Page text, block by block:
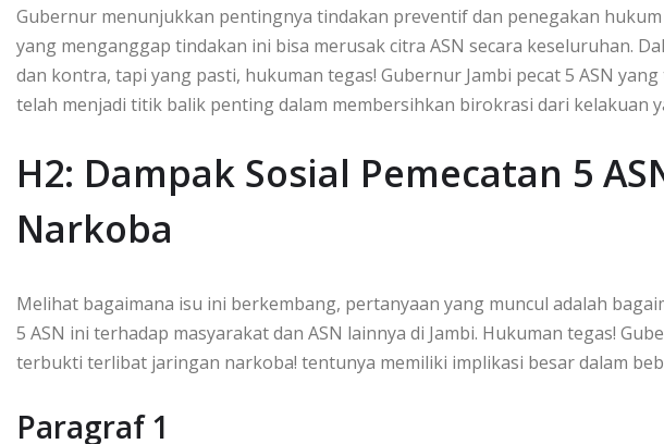
Gubernur menunjukkan pentingnya tindakan preventif dan penegakan
yang menganggap tindakan ini bisa merusak citra ASN secara keseluruhan.
dan kontra, tapi yang pasti, hukuman tegas! Gubernur Jambi pecat 5 ASN
telah menjadi titik balik penting dalam membersihkan birokrasi dari kelakuan
H2: Dampak Sosial Pemecatan 5
Narkoba
Melihat bagaimana isu ini berkembang, pertanyaan yang muncul adalah
5 ASN ini terhadap masyarakat dan ASN lainnya di Jambi. Hukuman tegas!
terbukti terlibat jaringan narkoba! tentunya memiliki implikasi besar dalam
Paragraf 1